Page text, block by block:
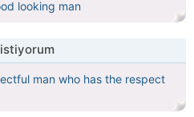
looking man
istiyorum
man who has the respect